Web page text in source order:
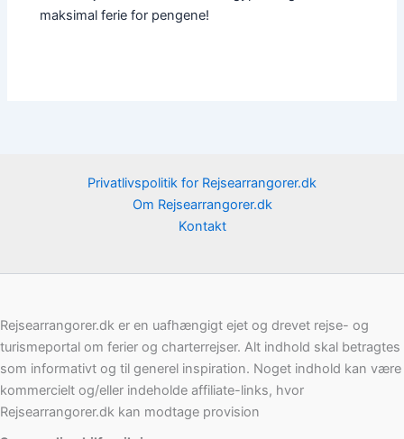
maksimal ferie for pengene!
Privatlivspolitik for Rejsearrangorer.dk
Om Rejsearrangorer.dk
Kontakt
Rejsearrangorer.dk er en uafhængigt ejet og drevet rejse- og
turismeportal om ferier og charterrejser. Alt indhold skal betragtes
som informativt og til generel inspiration. Noget indhold kan være
kommercielt og/eller indeholde affiliate-links, hvor
Rejsearrangorer.dk kan modtage provision